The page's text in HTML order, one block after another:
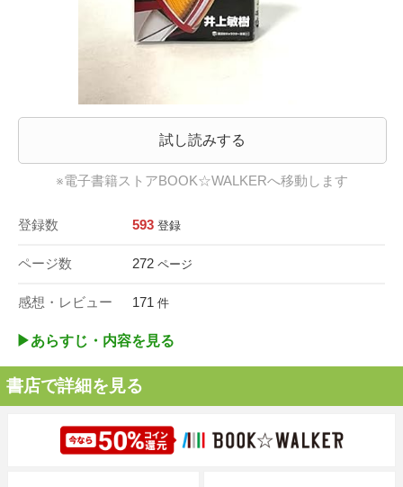
試し読みする
※電子書籍ストアBOOK☆WALKERへ移動します
登録数 593 登録
ページ数 272 ページ
感想・レビュー 171 件
▶︎あらすじ・内容を見る
書店で詳細を見る